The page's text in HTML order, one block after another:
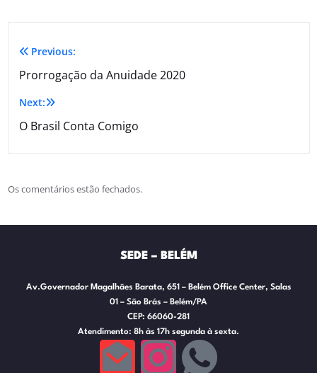
Previous:
Prorrogação da Anuidade 2020
Next:
O Brasil Conta Comigo
Os comentários estão fechados.
SEDE – BELÉM
Av.Governador Magalhães Barata, 651 – Belém Office Center, Salas
01 – São Brás – Belém/PA
CEP: 66060-281
Atendimento: 8h às 17h segunda à sexta.